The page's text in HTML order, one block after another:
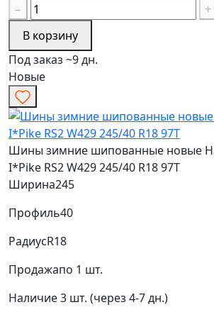
−
+
В корзину
Под заказ ~9 дн.
Новые
Шины зимние шипованные новые
I*Pike RS2 W429 245/40 R18 97T
Ширина245
Профиль40
РадиусR18
Продажапо 1 шт.
Наличие3 шт. (через 4-7 дн.)